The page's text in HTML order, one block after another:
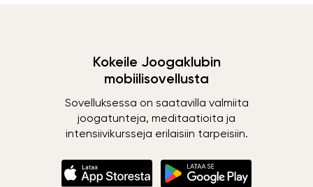
Kokeile Joogaklubin
mobiilisovellusta
Sovelluksessa on saatavilla valmiita
joogatunteja, meditaatioita ja
intensiivikursseja erilaisiin tarpeisiin.